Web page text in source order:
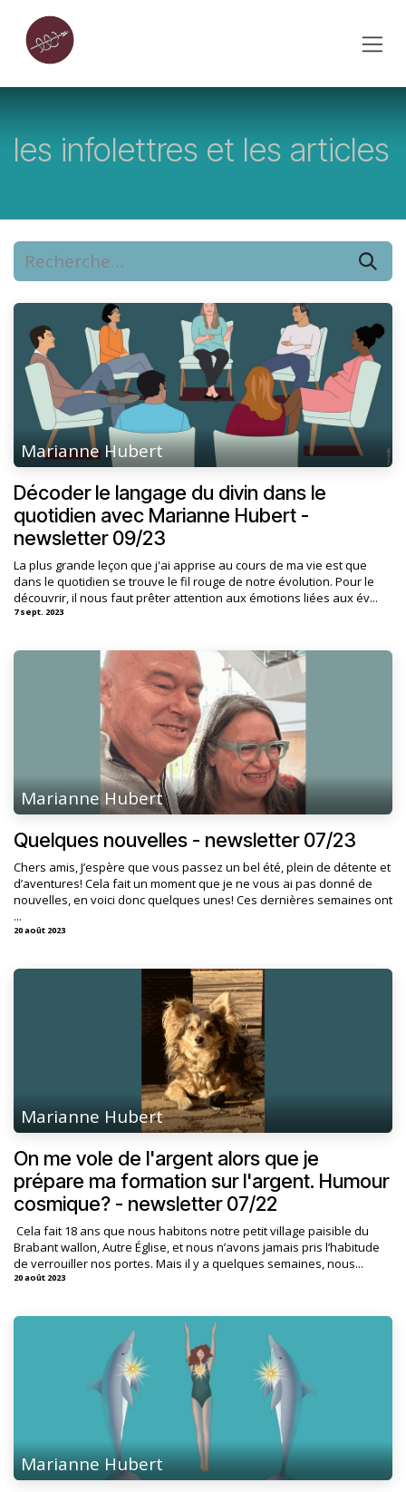
Se rendre au contenu
les infolettres et les articles
Marianne Hubert
Décoder le langage du divin dans le
quotidien avec Marianne Hubert -
newsletter 09/23
La plus grande leçon que j'ai apprise au cours de ma vie est que
dans le quotidien se trouve le fil rouge de notre évolution. Pour le
découvrir, il nous faut prêter attention aux émotions liées aux év...
7 sept. 2023
Marianne Hubert
Quelques nouvelles - newsletter 07/23
Chers amis, J’espère que vous passez un bel été, plein de détente et
d’aventures! Cela fait un moment que je ne vous ai pas donné de
nouvelles, en voici donc quelques unes! Ces dernières semaines ont
...
20 août 2023
Marianne Hubert
On me vole de l'argent alors que je
prépare ma formation sur l'argent. Humour
cosmique? - newsletter 07/22
​ Cela fait 18 ans que nous habitons notre petit village paisible du
Brabant wallon, Autre Église, et nous n’avons jamais pris l’habitude
de verrouiller nos portes. Mais il y a quelques semaines, nous...
20 août 2023
Marianne Hubert